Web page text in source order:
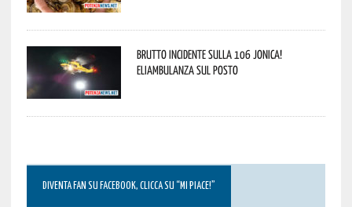
Brutto incidente sulla 106 Jonica!
Eliambulanza sul posto
DIVENTA FAN SU FACEBOOK, CLICCA SU “MI PIACE!”